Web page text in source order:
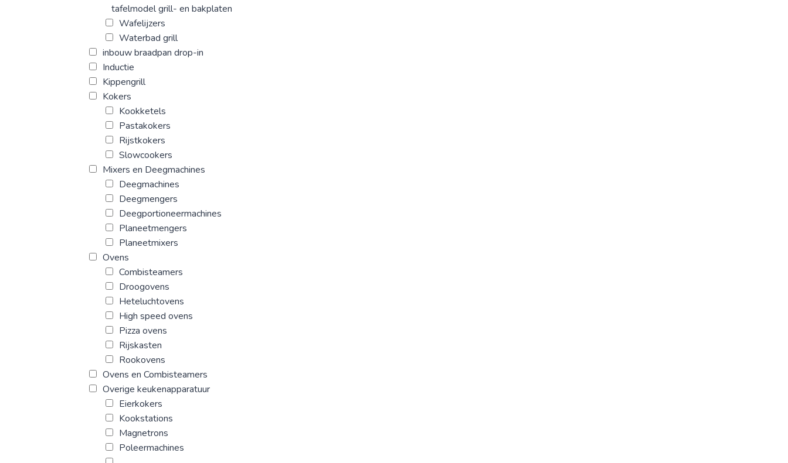
tafelmodel grill- en bakplaten
Wafelijzers
Waterbad grill
inbouw braadpan drop-in
Inductie
Kippengrill
Kokers
Kookketels
Pastakokers
Rijstkokers
Slowcookers
Mixers en Deegmachines
Deegmachines
Deegmengers
Deegportioneermachines
Planeetmengers
Planeetmixers
Ovens
Combisteamers
Droogovens
Heteluchtovens
High speed ovens
Pizza ovens
Rijskasten
Rookovens
Ovens en Combisteamers
Overige keukenapparatuur
Eierkokers
Kookstations
Magnetrons
Poleermachines